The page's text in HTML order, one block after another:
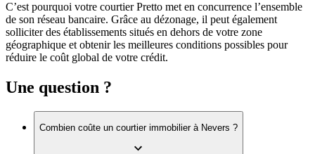
C’est pourquoi votre courtier Pretto met en concurrence l’ensemble
de son réseau bancaire. Grâce au dézonage, il peut également
solliciter des établissements situés en dehors de votre zone
géographique et obtenir les meilleures conditions possibles pour
réduire le coût global de votre crédit.
Une question ?
Combien coûte un courtier immobilier à Nevers ?